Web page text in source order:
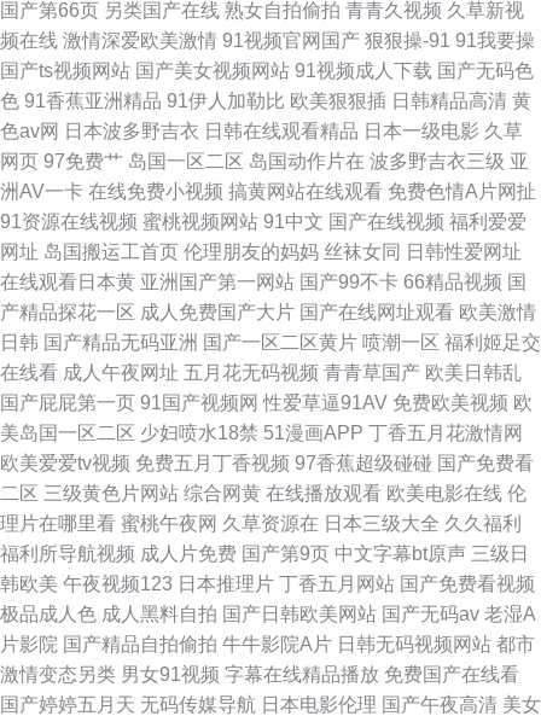
国产第66页 另类国产在线 熟女自拍偷拍 青青久视频 久草新视
频在线 激情深爱欧美激情 91视频官网国产 狠狠操-91 91我要操
国产ts视频网站 国产美女视频网站 91视频成人下载 国产无码色
色 91香蕉亚洲精品 91伊人加勒比 欧美狠狠插 日韩精品高清 黄
色av网 日本波多野吉衣 日韩在线观看精品 日本一级电影 久草
网页 97免费艹 岛国一区二区 岛国动作片在 波多野吉衣三级 亚
洲AV一卡 在线免费小视频 搞黄网站在线观看 免费色情A片网扯
91资源在线视频 蜜桃视频网站 91中文 国产在线视频 福利爱爱
网址 岛国搬运工首页 伦理朋友的妈妈 丝袜女同 日韩性爱网址
在线观看日本黄 亚洲国产第一网站 国产99不卡 66精品视频 国
产精品探花一区 成人免费国产大片 国产在线网址观看 欧美激情
日韩 国产精品无码亚洲 国产一区二区黄片 喷潮一区 福利姬足交
在线看 成人午夜网址 五月花无码视频 青青草国产 欧美日韩乱
国产屁屁第一页 91国产视频网 性爱草逼91AV 免费欧美视频 欧
美岛国一区二区 少妇喷水18禁 51漫画APP 丁香五月花激情网
欧美爱爱tv视频 免费五月丁香视频 97香蕉超级碰碰 国产免费看
二区 三级黄色片网站 综合网黄 在线播放观看 欧美电影在线 伦
理片在哪里看 蜜桃午夜网 久草资源在 日本三级大全 久久福利
福利所导航视频 成人片免费 国产第9页 中文字幕bt原声 三级日
韩欧美 午夜视频123 日本推理片 丁香五月网站 国产免费看视频
极品成人色 成人黑料自拍 国产日韩欧美网站 国产无码av 老湿A
片影院 国产精品自拍偷拍 牛牛影院A片 日韩无码视频网站 都市
激情变态另类 男女91视频 字幕在线精品播放 免费国产在线看
国产婷婷五月天 无码传媒导航 日本电影伦理 国产午夜高清 美女